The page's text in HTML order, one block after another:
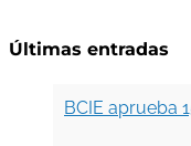
Últimas entradas
BCIE aprueba